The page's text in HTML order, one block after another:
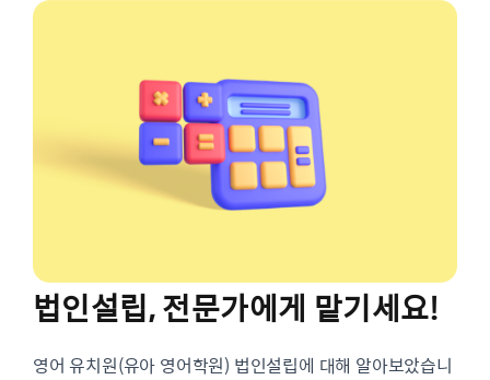
법인설립, 전문가에게 맡기세요!
영어 유치원(유아 영어학원) 법인설립에 대해 알아보았습니